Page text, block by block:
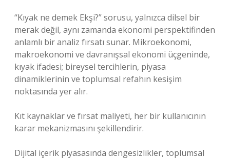
“Kıyak ne demek Ekşi?” sorusu, yalnızca dilsel bir
merak değil, aynı zamanda ekonomi perspektifinden
anlamlı bir analiz fırsatı sunar. Mikroekonomi,
makroekonomi ve davranışsal ekonomi üçgeninde,
kıyak ifadesi; bireysel tercihlerin, piyasa
dinamiklerinin ve toplumsal refahın kesişim
noktasında yer alır.
Kıt kaynaklar ve fırsat maliyeti, her bir kullanıcının
karar mekanizmasını şekillendirir.
Dijital içerik piyasasında dengesizlikler, toplumsal